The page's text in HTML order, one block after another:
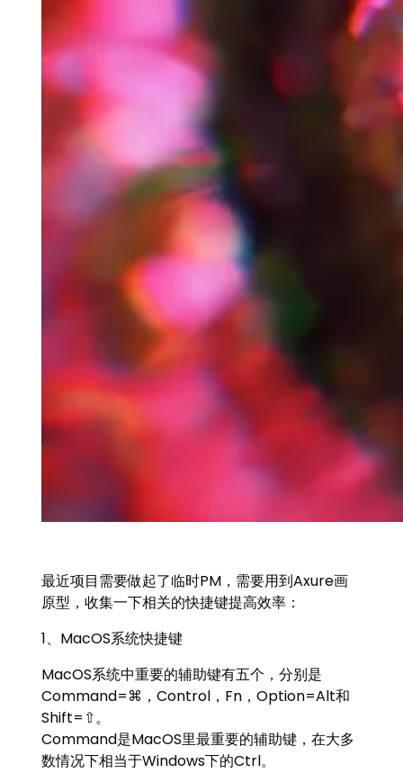
最近项目需要做起了临时PM，需要用到Axure画
原型，收集一下相关的快捷键提高效率：
1、MacOS系统快捷键
MacOS系统中重要的辅助键有五个，分别是
Command=⌘，Control，Fn，Option=Alt和
Shift=⇧。
Command是MacOS里最重要的辅助键，在大多
数情况下相当于Windows下的Ctrl。